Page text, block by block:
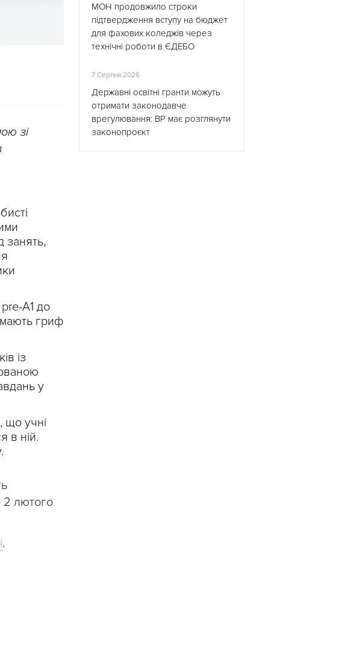
зі
занять,
pre-A1 до
мають гриф
із
у
що учні
в ній.
2 лютого
.
МОН продовжило строки
підтвердження вступу на бюджет
для фахових коледжів через
технічні роботи в ЄДЕБО
7 Серпня 2026
Державні освітні гранти можуть
отримати законодавче
врегулювання: ВР має розглянути
законопроєкт